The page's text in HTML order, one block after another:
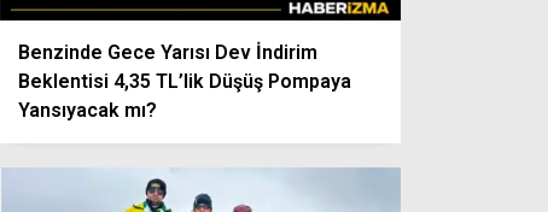
Benzinde Gece Yarısı Dev İndirim
Beklentisi 4,35 TL’lik Düşüş Pompaya
Yansıyacak mı?